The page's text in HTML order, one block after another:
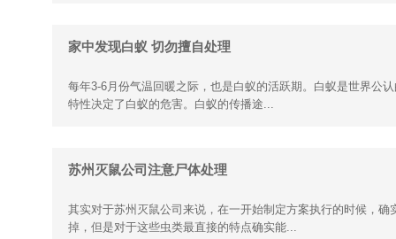
家中发现白蚁 切勿擅自处理
每年3-6月份气温回暖之际，也是白蚁的活跃期。白蚁是世界公
特性决定了白蚁的危害。白蚁的传播途...
苏州灭鼠公司注意尸体处理
其实对于苏州灭鼠公司来说，在一开始制定方案执行的时候，确
掉，但是对于这些虫类最直接的特点确实能...